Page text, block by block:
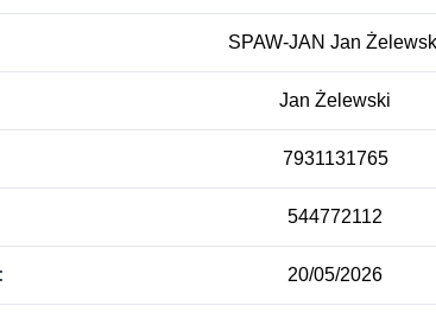
SPAW-JAN Jan
Jan Żelewski
7931131765
544772112
20/05/2026